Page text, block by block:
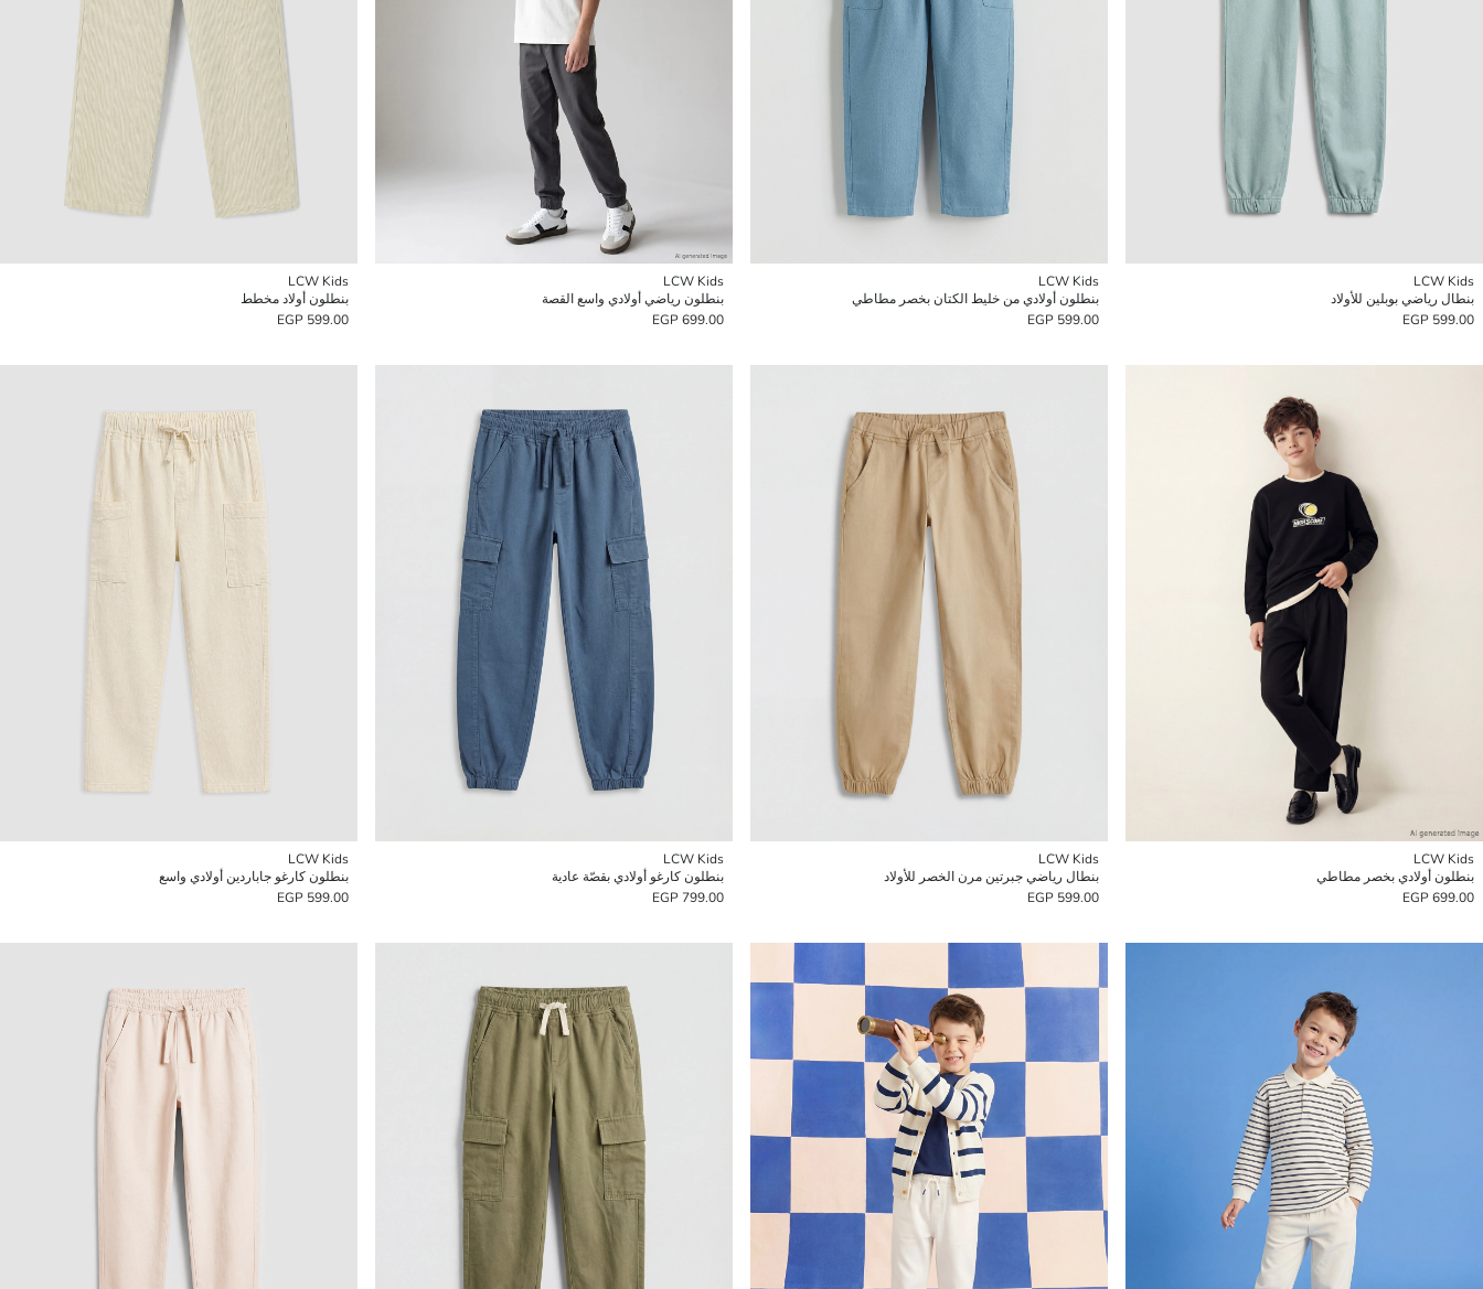
LCW Kids
بنطال رياضي بوبلين للأولاد
599.00 EGP
LCW Kids
بنطلون أولادي من خليط الكتان بخصر مطاطي
599.00 EGP
LCW Kids
بنطلون رياضي أولادي واسع القصة
699.00 EGP
LCW Kids
بنطلون أولاد مخطط
599.00 EGP
LCW Kids
بنطلون أولادي بخصر مطاطي
699.00 EGP
LCW Kids
بنطال رياضي جبرتين مرن الخصر للأولاد
599.00 EGP
LCW Kids
بنطلون كارغو أولادي بقصّة عادية
799.00 EGP
LCW Kids
بنطلون كارغو جاباردين أولادي واسع
599.00 EGP